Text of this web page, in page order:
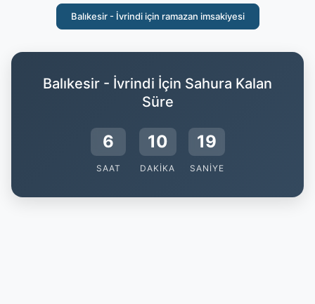
Balıkesir - İvrindi için ramazan imsakiyesi
Balıkesir - İvrindi İçin Sahura Kalan
Süre
6
SAAT
10
DAKIKA
18
SANIYE